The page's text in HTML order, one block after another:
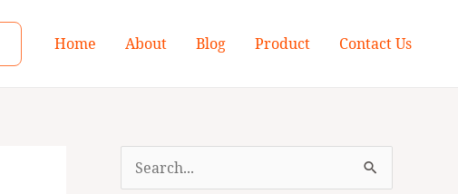
Home About Blog Product Contact Us